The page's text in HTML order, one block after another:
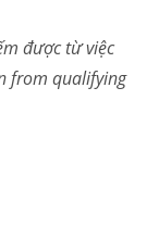
được từ việc
from qualifying